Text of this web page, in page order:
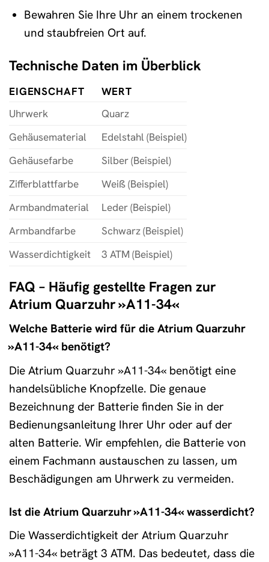
Bewahren Sie Ihre Uhr an einem trockenen
und staubfreien Ort auf.
Technische Daten im Überblick
EIGENSCHAFT
WERT
Uhrwerk
Quarz
Gehäusematerial
Edelstahl (Beispiel)
Gehäusefarbe
Silber (Beispiel)
Zifferblattfarbe
Weiß (Beispiel)
Armbandmaterial
Leder (Beispiel)
Armbandfarbe
Schwarz (Beispiel)
Wasserdichtigkeit
3 ATM (Beispiel)
FAQ – Häufig gestellte Fragen zur
Atrium Quarzuhr »A11-34«
Welche Batterie wird für die Atrium Quarzuhr
»A11-34« benötigt?
Die Atrium Quarzuhr »A11-34« benötigt eine
handelsübliche Knopfzelle. Die genaue
Bezeichnung der Batterie finden Sie in der
Bedienungsanleitung Ihrer Uhr oder auf der
alten Batterie. Wir empfehlen, die Batterie von
einem Fachmann austauschen zu lassen, um
Beschädigungen am Uhrwerk zu vermeiden.
Ist die Atrium Quarzuhr »A11-34« wasserdicht?
Die Wasserdichtigkeit der Atrium Quarzuhr
»A11-34« beträgt 3 ATM. Das bedeutet, dass die